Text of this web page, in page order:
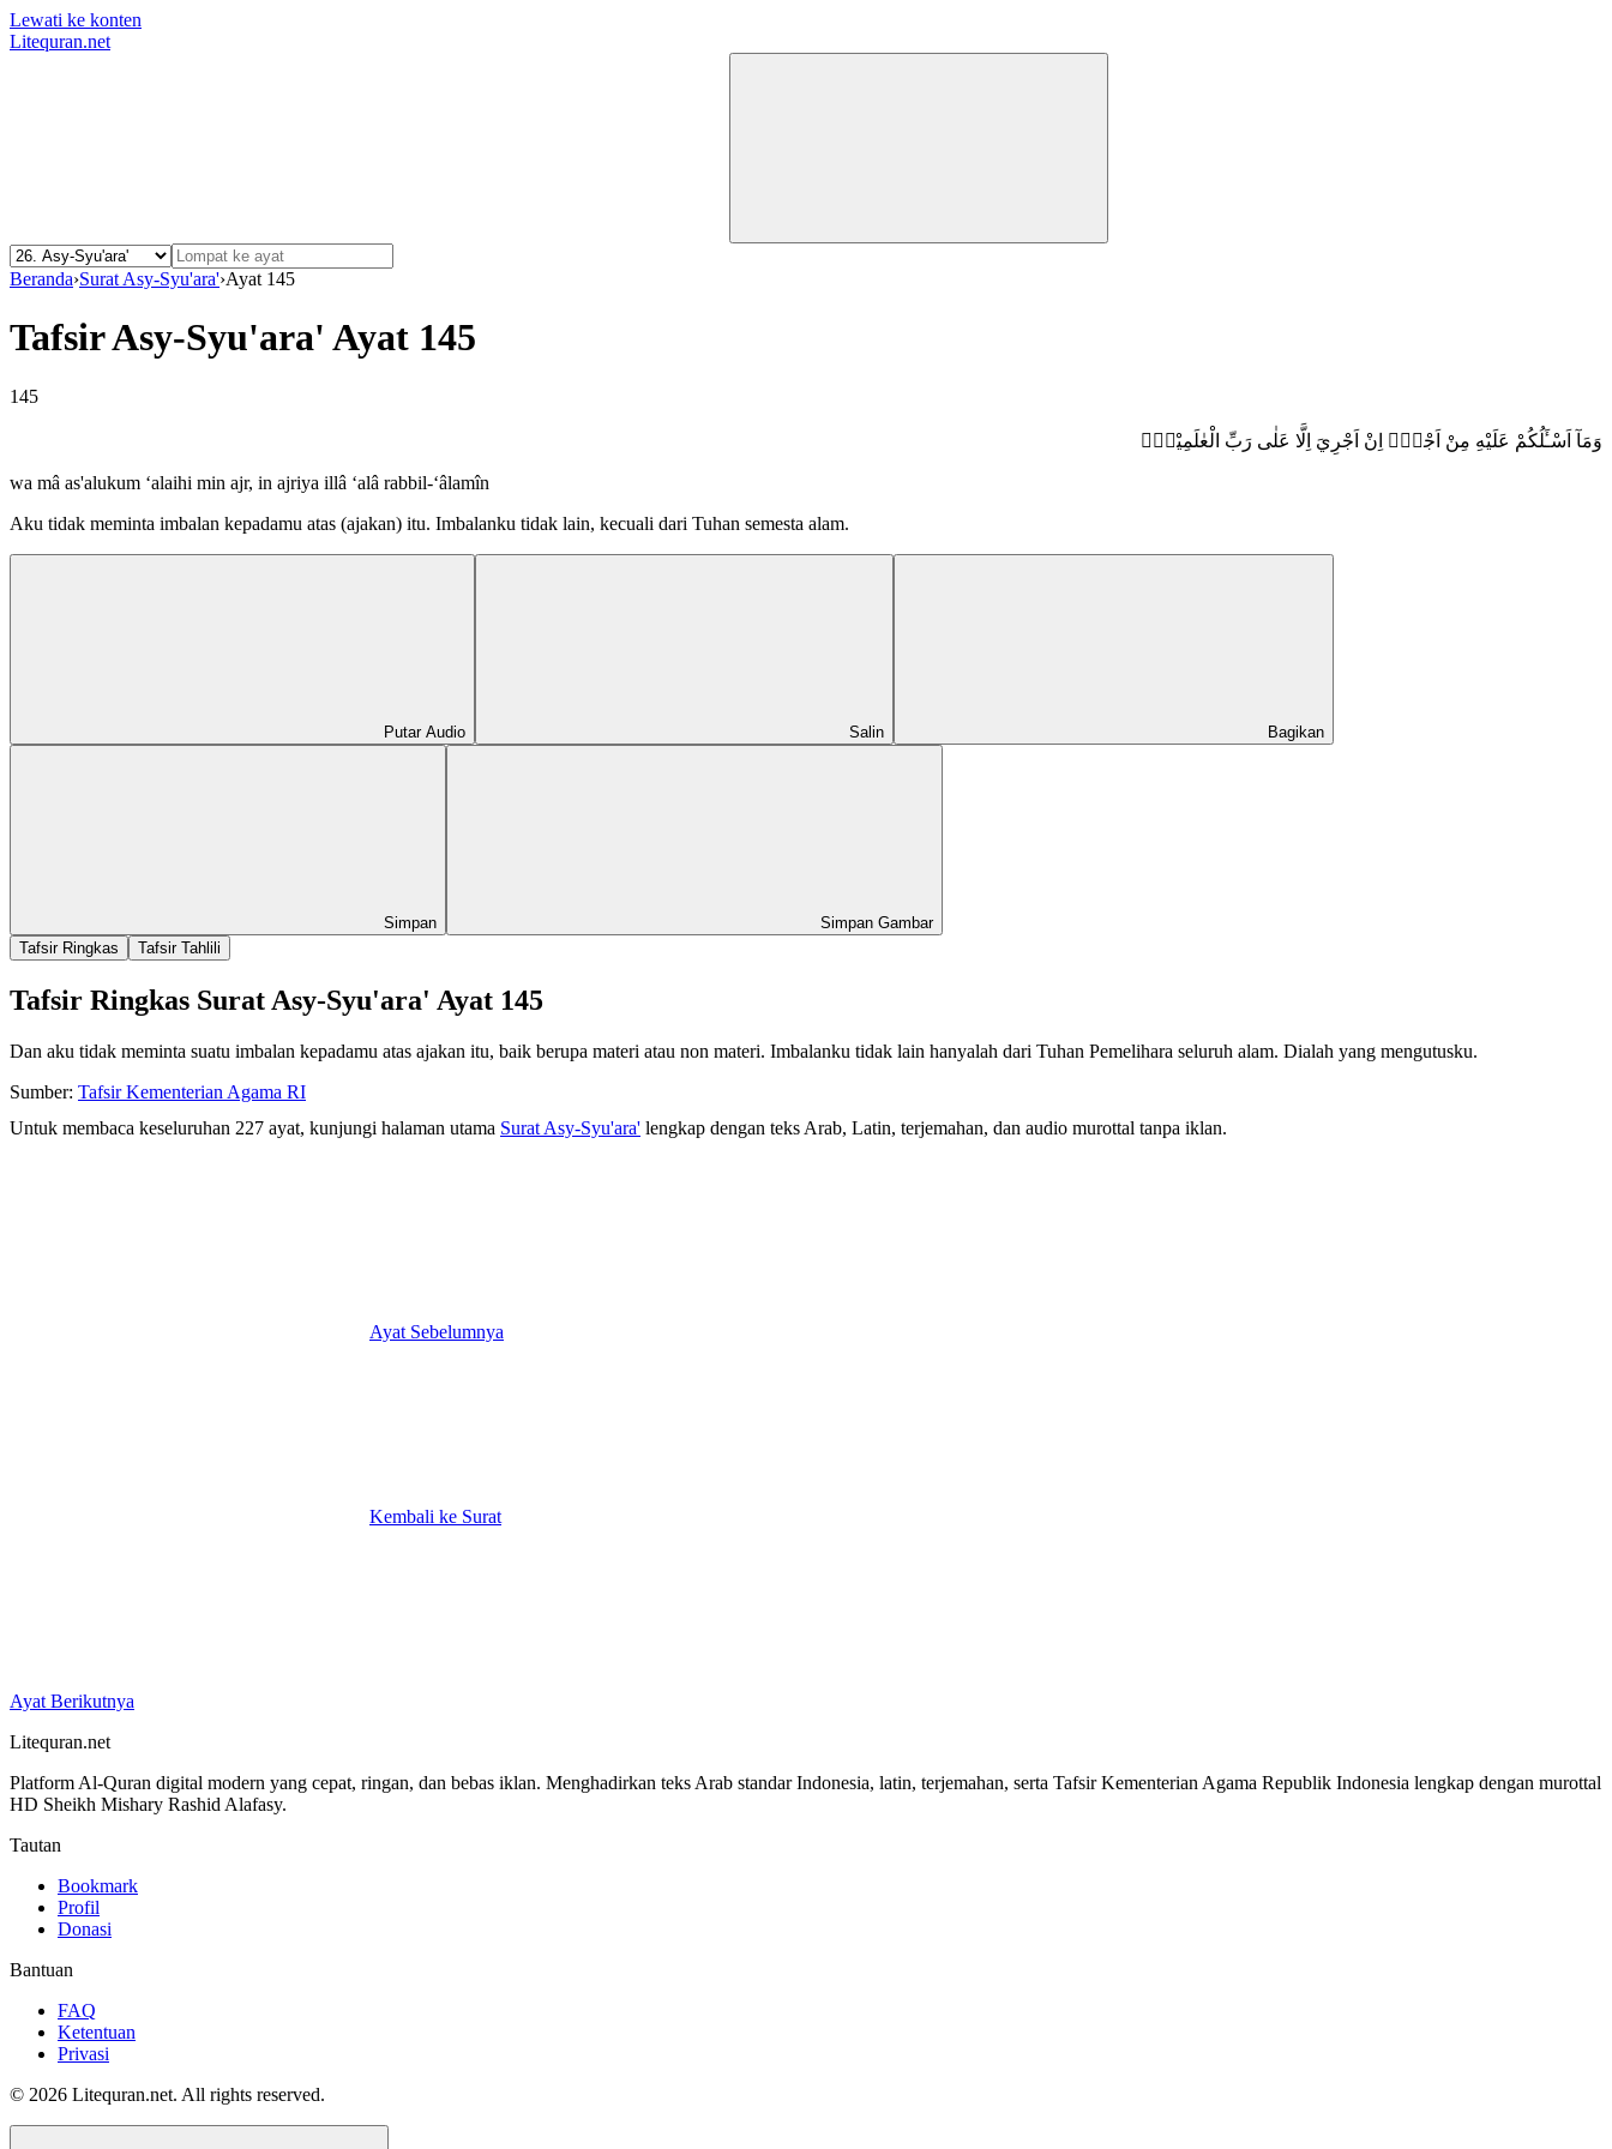
Lewati ke konten
Litequran.net
Beranda›Surat Asy-Syu'ara'›Ayat 145
Tafsir Asy-Syu'ara' Ayat 145
145
وَمَآ اَسْـَٔلُكُمْ عَلَيْهِ مِنْ اَجْرٍۚ اِنْ اَجْرِيَ اِلَّا عَلٰى رَبِّ الْعٰلَمِيْنَۗ
wa mâ as'alukum ‘alaihi min ajr, in ajriya illâ ‘alâ rabbil-‘âlamîn
Aku tidak meminta imbalan kepadamu atas (ajakan) itu. Imbalanku tidak lain, kecuali dari Tuhan semesta alam.
Putar Audio Salin Bagikan
Simpan
Simpan Gambar
Tafsir Ringkas
Tafsir Tahlili
Tafsir Ringkas Surat Asy-Syu'ara' Ayat 145
Dan aku tidak meminta suatu imbalan kepadamu atas ajakan itu, baik berupa materi atau non materi. Imbalanku tidak lain hanyalah dari Tuhan Pemelihara seluruh alam. Dialah yang mengutusku.
Sumber: Tafsir Kementerian Agama RI
Untuk membaca keseluruhan 227 ayat, kunjungi halaman utama Surat Asy-Syu'ara' lengkap dengan teks Arab, Latin, terjemahan, dan audio murottal tanpa iklan.
Ayat Sebelumnya
Kembali ke Surat
Ayat Berikutnya
Litequran.net
Platform Al-Quran digital modern yang cepat, ringan, dan bebas iklan. Menghadirkan teks Arab standar Indonesia, latin, terjemahan, serta Tafsir Kementerian Agama Republik Indonesia lengkap dengan murottal
HD Sheikh Mishary Rashid Alafasy.
Tautan
Bookmark
Profil
Donasi
Bantuan
FAQ
Ketentuan
Privasi
© 2026 Litequran.net. All rights reserved.